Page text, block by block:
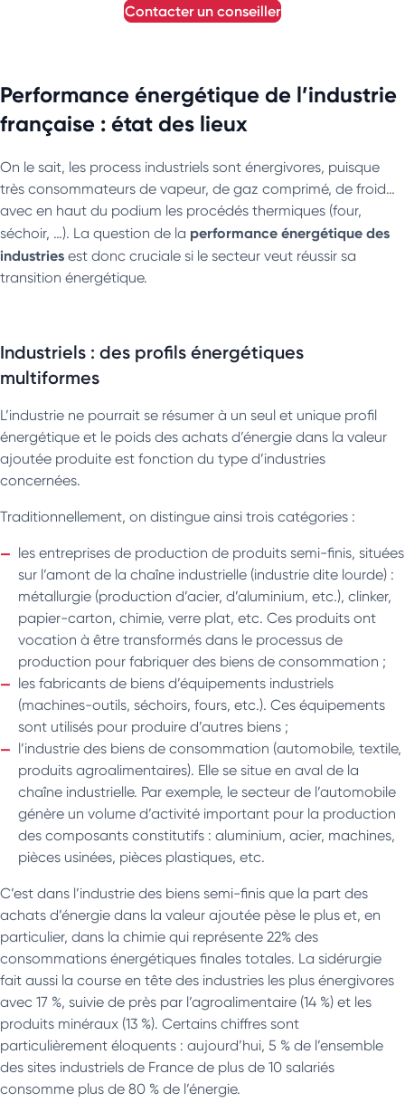
contacter un conseiller
Performance énergétique de l’industrie
française : état des lieux
On le sait, les process industriels sont énergivores, puisque
très consommateurs de vapeur, de gaz comprimé, de froid…
avec en haut du podium les procédés thermiques (four,
séchoir, …). La question de la performance énergétique des
industries est donc cruciale si le secteur veut réussir sa
transition énergétique.
Industriels : des profils énergétiques
multiformes
L’industrie ne pourrait se résumer à un seul et unique profil
énergétique et le poids des achats d’énergie dans la valeur
ajoutée produite est fonction du type d’industries
concernées.
Traditionnellement, on distingue ainsi trois catégories :
les entreprises de production de produits semi-finis, situées
sur l’amont de la chaîne industrielle (industrie dite lourde) :
métallurgie (production d’acier, d’aluminium, etc.), clinker,
papier-carton, chimie, verre plat, etc. Ces produits ont
vocation à être transformés dans le processus de
production pour fabriquer des biens de consommation ;
les fabricants de biens d’équipements industriels
(machines-outils, séchoirs, fours, etc.). Ces équipements
sont utilisés pour produire d’autres biens ;
l’industrie des biens de consommation (automobile, textile,
produits agroalimentaires). Elle se situe en aval de la
chaîne industrielle. Par exemple, le secteur de l’automobile
génère un volume d’activité important pour la production
des composants constitutifs : aluminium, acier, machines,
pièces usinées, pièces plastiques, etc.
C’est dans l’industrie des biens semi-finis que la part des
achats d’énergie dans la valeur ajoutée pèse le plus et, en
particulier, dans la chimie qui représente 22% des
consommations énergétiques finales totales. La sidérurgie
fait aussi la course en tête des industries les plus énergivores
avec 17 %, suivie de près par l’agroalimentaire (14 %) et les
produits minéraux (13 %). Certains chiffres sont
particulièrement éloquents : aujourd’hui, 5 % de l’ensemble
des sites industriels de France de plus de 10 salariés
consomme plus de 80 % de l’énergie.